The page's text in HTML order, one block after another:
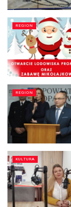
REGION
REGION
KULTURA